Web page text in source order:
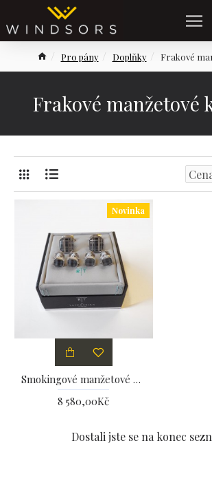
Pro pány Doplňky Frakové
Frakové manžetové
Novinka
Smokingové manžetové knoflíčky Tateossian
8 580,00Kč
Dostali jste se na konec